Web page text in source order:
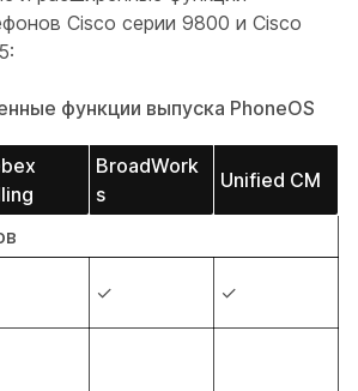
Cisco серии 9800 и Cisco
функции выпуска PhoneOS
BroadWork
s
Unified CM
✓ ✓